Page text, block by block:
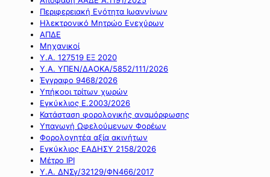
Περιφερειακή Ενότητα Ιωαννίνων
Ηλεκτρονικό Μητρώο Ενεχύρων
ΑΠΔΕ
Μηχανικοί
Υ.Α. 127519 ΕΞ 2020
Υ.Α. ΥΠΕΝ/ΔΑΟΚΑ/5852/111/2026
Έγγραφο 9468/2026
Υπήκοοι τρίτων χωρών
Εγκύκλιος Ε.2003/2026
Κατάσταση φορολογικής αναμόρφωσης
Υπαγωγή Ωφελούμενων Φορέων
Φορολογητέα αξία ακινήτων
Εγκύκλιος ΕΑΔΗΣΥ 2158/2026
Μέτρο IPI
Υ.Α. ΔΝΣγ/32129/ΦΝ466/2017